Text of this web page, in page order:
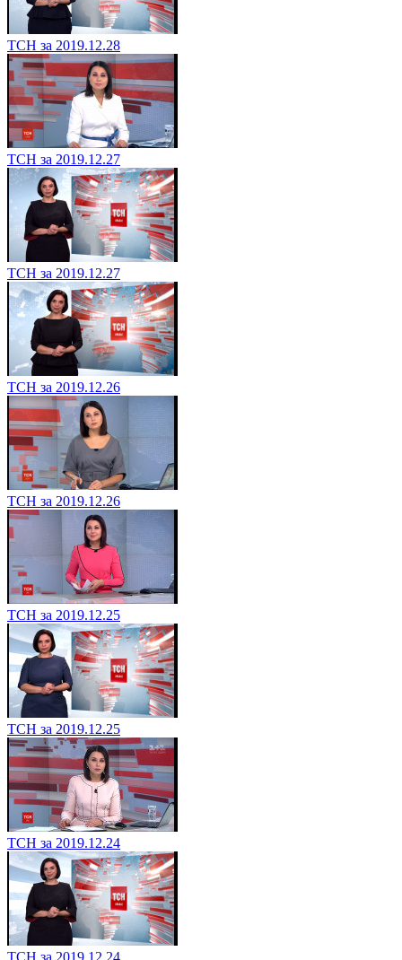
ТСН за 2019.12.28
ТСН за 2019.12.27
ТСН за 2019.12.27
ТСН за 2019.12.26
ТСН за 2019.12.26
ТСН за 2019.12.25
ТСН за 2019.12.25
ТСН за 2019.12.24
ТСН за 2019.12.24